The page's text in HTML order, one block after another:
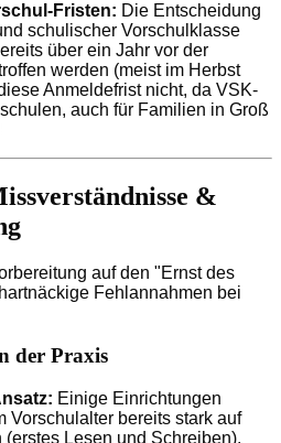
Fristen: Die Entscheidung
schulischer Vorschulklasse
über ein Jahr vor der
werden (meist im Herbst
Anmeldefrist nicht, da VSK-
auch für Familien in Groß
&
auf den "Ernst des
Fehlannahmen bei
der Praxis
Einige Einrichtungen
Vorschulalter bereits stark auf
Lesen und Schreiben).